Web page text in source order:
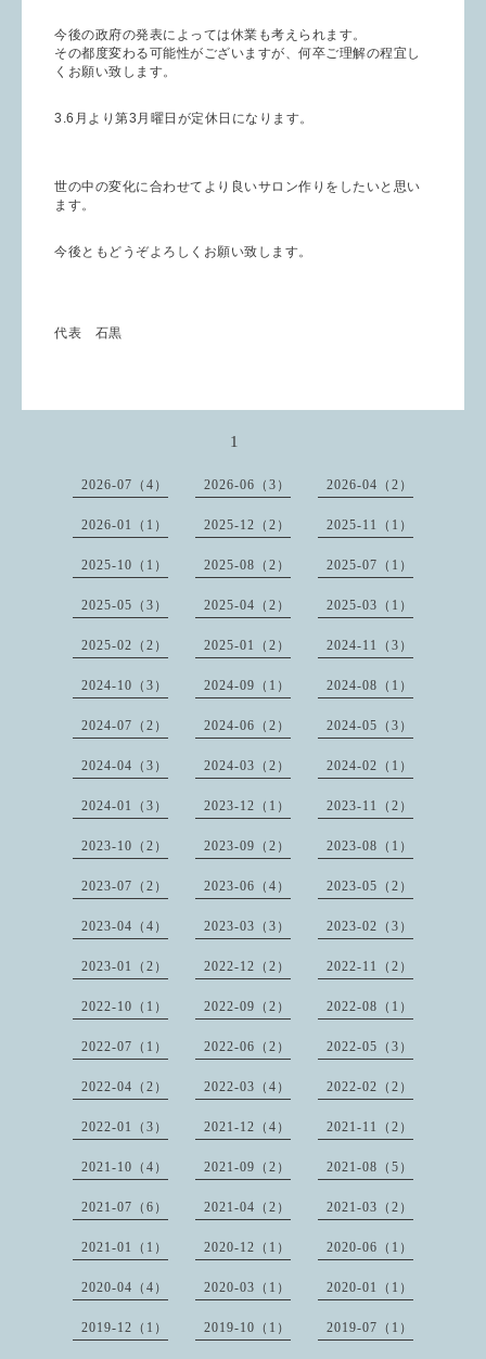
今後の政府の発表によっては休業も考えられます。
その都度変わる可能性がございますが、何卒ご理解の程宜し
くお願い致します。
3.6月より第3月曜日が定休日になります。
世の中の変化に合わせてより良いサロン作りをしたいと思い
ます。
今後ともどうぞよろしくお願い致します。
代表 石黒
1
2026-07（4） 2026-06（3） 2026-04（2）
2026-01（1） 2025-12（2） 2025-11（1）
2025-10（1） 2025-08（2） 2025-07（1）
2025-05（3） 2025-04（2） 2025-03（1）
2025-02（2） 2025-01（2） 2024-11（3）
2024-10（3） 2024-09（1） 2024-08（1）
2024-07（2） 2024-06（2） 2024-05（3）
2024-04（3） 2024-03（2） 2024-02（1）
2024-01（3） 2023-12（1） 2023-11（2）
2023-10（2） 2023-09（2） 2023-08（1）
2023-07（2） 2023-06（4） 2023-05（2）
2023-04（4） 2023-03（3） 2023-02（3）
2023-01（2） 2022-12（2） 2022-11（2）
2022-10（1） 2022-09（2） 2022-08（1）
2022-07（1） 2022-06（2） 2022-05（3）
2022-04（2） 2022-03（4） 2022-02（2）
2022-01（3） 2021-12（4） 2021-11（2）
2021-10（4） 2021-09（2） 2021-08（5）
2021-07（6） 2021-04（2） 2021-03（2）
2021-01（1） 2020-12（1） 2020-06（1）
2020-04（4） 2020-03（1） 2020-01（1）
2019-12（1） 2019-10（1） 2019-07（1）